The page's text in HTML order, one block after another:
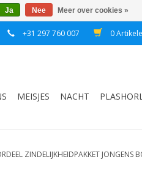
+31 297 760 007 0
MEISJES NACHT
ZINDELIJKHEIDPAKKET JONGENS
Ja Nee Meer over cookies »